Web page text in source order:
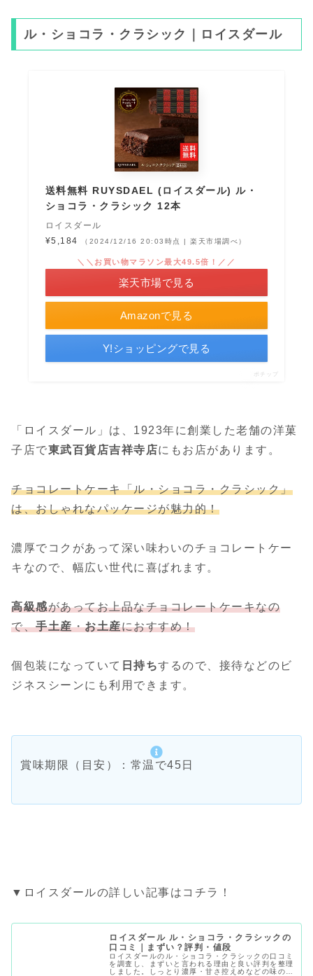
ル・ショコラ・クラシック｜ロイスダール
送料無料 RUYSDAEL (ロイスダール) ル・
ショコラ・クラシック 12本
ロイスダール
¥5,184
（2024/12/16 20:03時点 | 楽天市場調べ）
Amazonで見る
＼＼お買い物マラソン最大49.5倍！／／
楽天市場で見る
Y!ショッピングで見る
ポチップ
「ロイスダール」は、1923年に創業した老舗の洋菓
子店で東武百貨店吉祥寺 店にもお店があります。
チョコレートケーキ「ル・ショコラ・クラシック」
は、おしゃれなパッケージが魅力的！
濃厚でコクがあって深い味わいのチョコレートケー
キなので、幅広い世代に喜ばれます。
高級感があってお上品なチョコレートケーキなの
で、手土産・お土産におすすめ！
個包装になっていて 日持ちするので、接待などのビ
ジネスシーンにも利用できます。
賞味期限（目安）：常温で45日
▼ロイスダールの詳しい記事はコチラ！
ロイスダール ル・ショコラ・クラシックの
口コミ｜まずい？評判・値段
ロイスダールのル・ショコラ・クラシックの口コミ
を調査し、まずいと言われる理由と良い評判を整理
しました。しっとり濃厚・甘さ控えめなどの味の特